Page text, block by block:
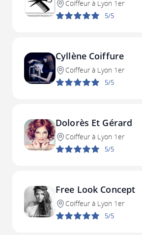
Coiffeur à Lyon 1er
5/5
Cyllène Coiffure
Coiffeur à Lyon 1er
5/5
Dolorès Et Gérard
Coiffeur à Lyon 1er
5/5
Free Look Concept
Coiffeur à Lyon 1er
5/5